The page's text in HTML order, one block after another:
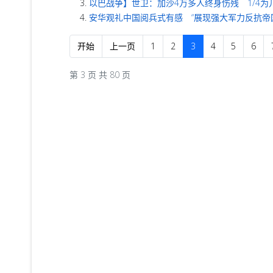
以巴战争】世卫：加沙4万多人终身伤残 1/4为
安华观礼中国阅兵式有感 “展现强大军力反抗帝
开始 上一页 1 2 3 4 5 6
第 3 页 共 80 页